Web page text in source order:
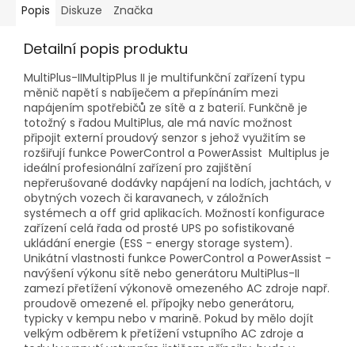
Popis Diskuze Značka
Detailní popis produktu
MultiPlus-IIMultipPlus II je multifunkční zařízení typu
měnič napětí s nabíječem a přepínáním mezi
napájením spotřebičů ze sítě a z baterií. Funkčně je
totožný s řadou MultiPlus, ale má navíc možnost
připojit externí proudový senzor s jehož využitím se
rozšiřují funkce PowerControl a PowerAssist Multiplus je
ideální profesionální zařízení pro zajištění
nepřerušované dodávky napájení na lodích, jachtách, v
obytných vozech či karavanech, v záložních
systémech a off grid aplikacích. Možností konfigurace
zařízení celá řada od prosté UPS po sofistikované
ukládání energie (ESS - energy storage system).
Unikátní vlastnosti funkce PowerControl a PowerAssist -
navýšení výkonu sítě nebo generátoru MultiPlus-II
zamezí přetížení výkonově omezeného AC zdroje např.
proudově omezené el. přípojky nebo generátoru,
typicky v kempu nebo v marině. Pokud by mělo dojít
velkým odběrem k přetížení vstupního AC zdroje a